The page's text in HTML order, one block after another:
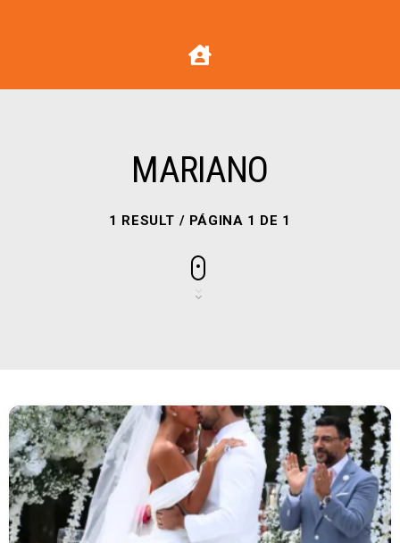
MARIANO
1 RESULT / PÁGINA 1 DE 1